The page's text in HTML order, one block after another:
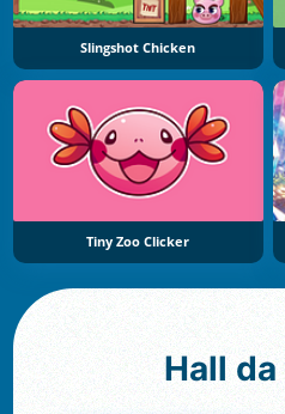
Slingshot Chicken
Tiny Zoo Clicker
Hall da